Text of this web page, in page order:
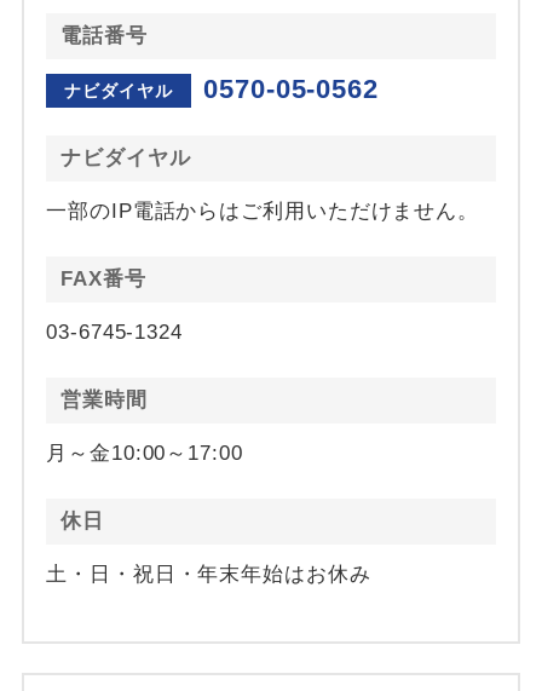
電話番号
ナビダイヤル 0570-05-0562
ナビダイヤル
一部のIP電話からはご利用いただけません。
FAX番号
03-6745-1324
営業時間
月～金10:00～17:00
休日
土・日・祝日・年末年始はお休み